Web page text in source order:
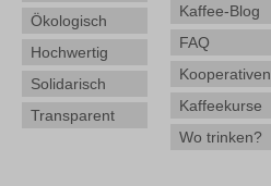
Ökologisch
Hochwertig
Solidarisch
Transparent
Kaffee-Blog
FAQ
Kooperativen
Kaffeekurse
Wo trinken?